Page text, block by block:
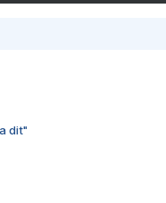
dit"